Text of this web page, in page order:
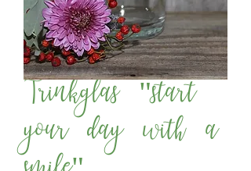
Trinkglas "start
your day with a